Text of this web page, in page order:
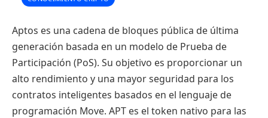
Aptos es una cadena de bloques pública de última
generación basada en un modelo de Prueba de
Participación (PoS). Su objetivo es proporcionar un
alto rendimiento y una mayor seguridad para los
contratos inteligentes basados en el lenguaje de
programación Move. APT es el token nativo para las